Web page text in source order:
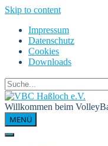
Skip to content
Impressum
Datenschutz
Cookies
Downloads
Willkommen beim
MENÜ